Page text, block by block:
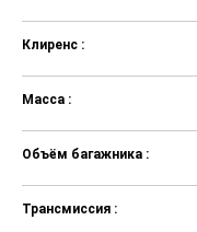
Детский
места
кресел)
Клиренс :
Масса :
Объём багажника :
Трансмиссия :